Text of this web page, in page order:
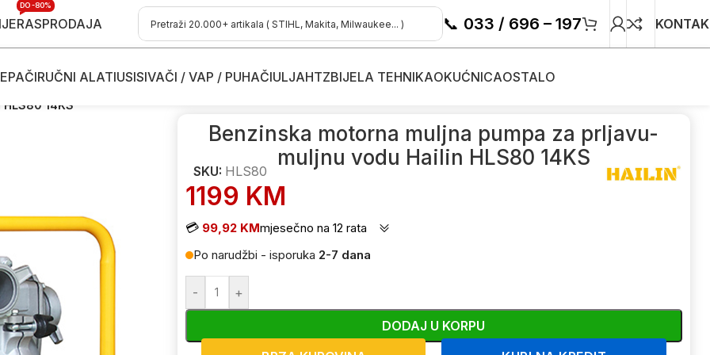
RASPRODAJA
DO -80%
📞 033 / 696 – 197
RUČNI ALATIUSISIVAČI / VAP / PUHAČIULJAHTZBIJELA TEHNIKAOKUĆNICAOSTALO
za vodu Benzinske motorne muljne pumpe za prljavu - muljnu vodu
14KS
Benzinska motorna muljna pumpa za prljavu-
muljnu vodu Hailin HLS80 14KS
SKU: HLS80
1199 KM
💳 99,92 KMmjesečno na 12 rata
Po narudžbi - isporuka 2-7 dana
- +
DODAJ U KORPU